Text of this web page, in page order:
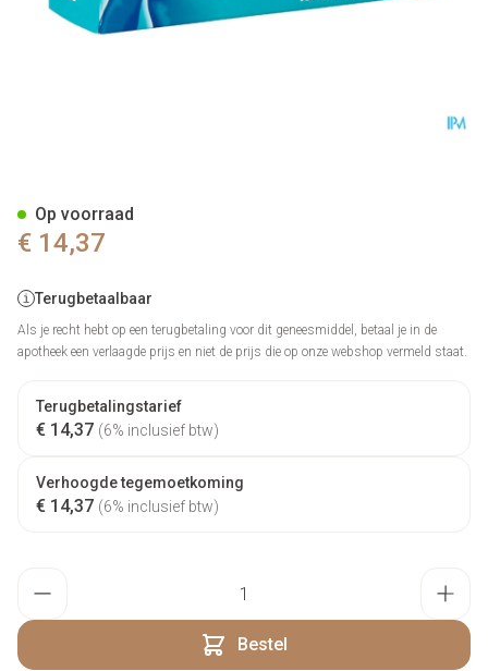
€ 14,37
Terugbetaalbaar
Als je recht hebt op een terugbetaling voor dit geneesmiddel, betaal je in de
apotheek een verlaagde prijs en niet de prijs die op onze webshop vermeld staat.
Terugbetalingstarief
€ 14,37 (6% inclusief btw)
Verhoogde tegemoetkoming
€ 14,37 (6% inclusief btw)
Bestel
Op voorraad